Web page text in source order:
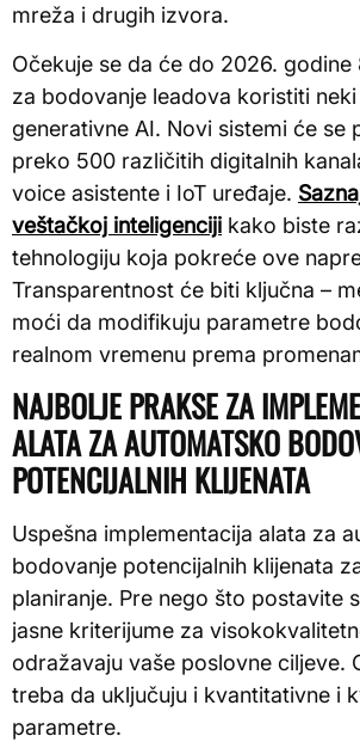
mreža i drugih izvora.
Očekuje se da će do 2026. godine
za bodovanje leadova koristiti
generativne AI. Novi sistemi će se
preko 500 različitih digitalnih
voice asistente i IoT uređaje.
veštačkoj inteligenciji kako biste
tehnologiju koja pokreće ove
Transparentnost će biti ključna –
moći da modifikuju parametre
realnom vremenu prema
NAJBOLJE PRAKSE ZA
ALATA ZA AUTOMATSKO
POTENCIJALNIH KLIJENATA
Uspešna implementacija alata za
bodovanje potencijalnih klijenata
planiranje. Pre nego što postavite
jasne kriterijume za
odražavaju vaše poslovne ciljeve.
treba da uključuju i kvantitativne i
parametre.